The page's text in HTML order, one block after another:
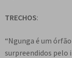
TRECHOS:
“Ngunga é um
surpreendidos pelo